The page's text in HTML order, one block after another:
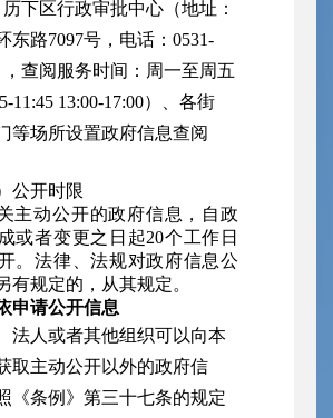
历下区行政审批中心（地址：
东路7097号，电话：0531-
，查阅服务时间：周一至周五
11:45 13:00-17:00）、各街
等场所设置政府信息查阅
公开时限
主动公开的政府信息，自政
或者变更之日起20个工作日
。法律、法规对政府信息公
有规定的，从其规定。
申请公开信息
法人或者其他组织可以向本
取主动公开以外的政府信
《条例》第三十七条的规定